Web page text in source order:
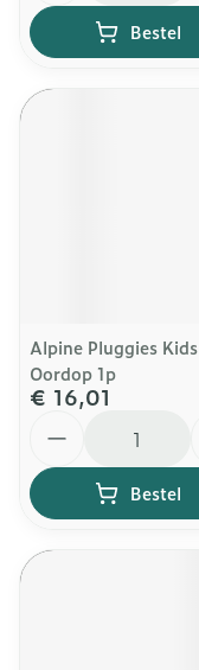
Bestel
Alpine Pluggies Kids
Oordop 1p
€ 16,01
Bestel